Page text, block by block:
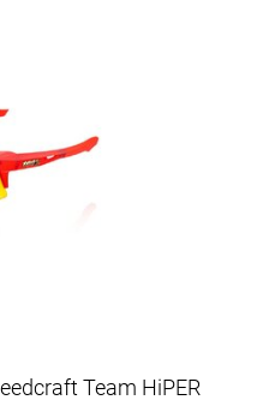
Team HiPER